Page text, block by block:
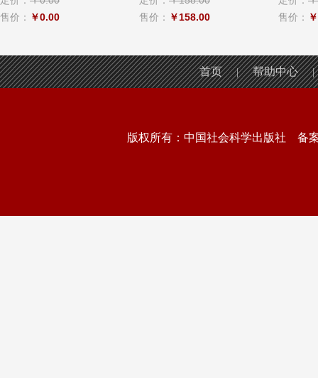
售价： ￥0.00
售价： ￥158.00
售价：
首页 | 帮助中心 |
版权所有：中国社会科学出版社 备